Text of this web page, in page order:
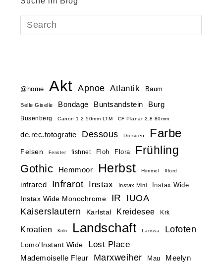
@home Akt Apnoe Atlantik Baum
Belle Giselle Bondage Buntsandstein Burg
Busenberg Canon 1.2 50mm LTM CF Planar 2.8 80mm
de.rec.fotografie Dessous Dresden Farbe
Felsen Fenster fishnet Floh Flora Frühling
Gothic Hemmoor Herbst Himmel Ilford
infrared Infrarot Instax Instax Mini
Instax Wide
Instax Wide Monochrome
IR
IUOA
Kaiserslautern
Karlstal Kreidesee Krk
Kroatien Köln Landschaft Larissa Lofoten
Lomo'Instant Wide Lost Place
Mademoiselle Fleur Marxweiher Mau Meelyn